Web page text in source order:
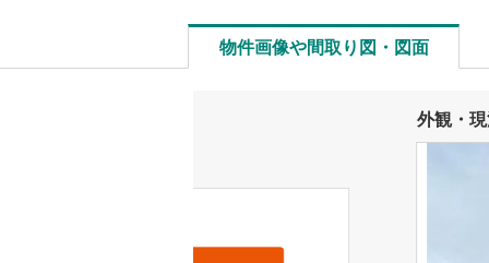
物件画像や間取り図・図面
外観・